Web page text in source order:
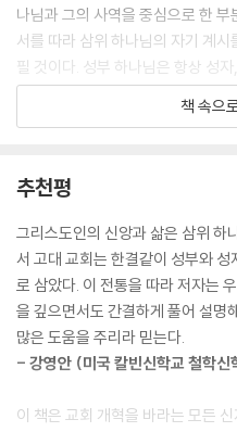
나님과 그의 사역을 중심으로 한
서를 따라 삼위 하나님의 자기 계
필 것이다. 성부 하나님은 항상 성
도 성부의 보냄을 받아 성령님의
와 성자 하나님의 사역을 교회와
을 지속적으로 보여줄 것이다.
--- 「머리말」 중에서
기도와 성령님의 관계를 보자. 바
리는 이를 얻기 위해 성령의 도움을
이 자기를 계시하시는 방편이며, 성
이름으로 기도할 수 있다는 의미
호한다. 이로써 세 방편들은 모두
은혜의 방편인 말씀을 깨닫게 해주
책 속으
추천평
그리스도인의 신앙과 삶은 삼위 하
서 고대 교회는 한결같이 성부와
로 삼았다. 이 전통을 따라 저자는
을 깊으면서도 간결하게 풀어 설명
많은 도움을 주리라 믿는다.
- 강영안 (미국 칼빈신학교 철학신
이 책은 교회 개혁을 바라는 모든